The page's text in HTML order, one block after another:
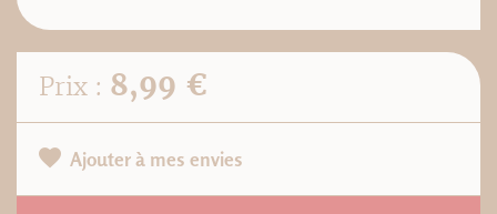
Prix : 8,99 €
Ajouter à mes envies